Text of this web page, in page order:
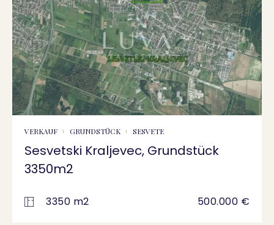
VERKAUF GRUNDSTÜCK SESVETE
Sesvetski Kraljevec, Grundstück
3350m2
3350 m2 500.000 €